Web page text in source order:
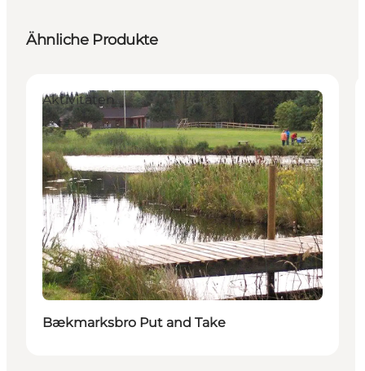
Ähnliche Produkte
Aktivitäten
Bækmarksbro Put and Take